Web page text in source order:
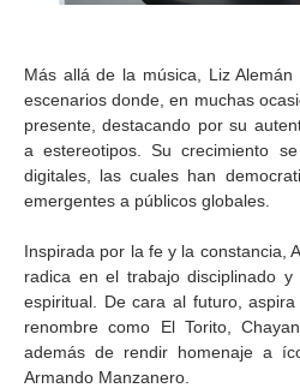
Más allá de la música, Liz
escenarios donde, en muchas
presente, destacando por su
a estereotipos. Su crecimiento
digitales, las cuales han
emergentes a públicos globales.
Inspirada por la fe y la constancia,
radica en el trabajo disciplinado
espiritual. De cara al futuro,
renombre como El Torito,
además de rendir homenaje a
Armando Manzanero.